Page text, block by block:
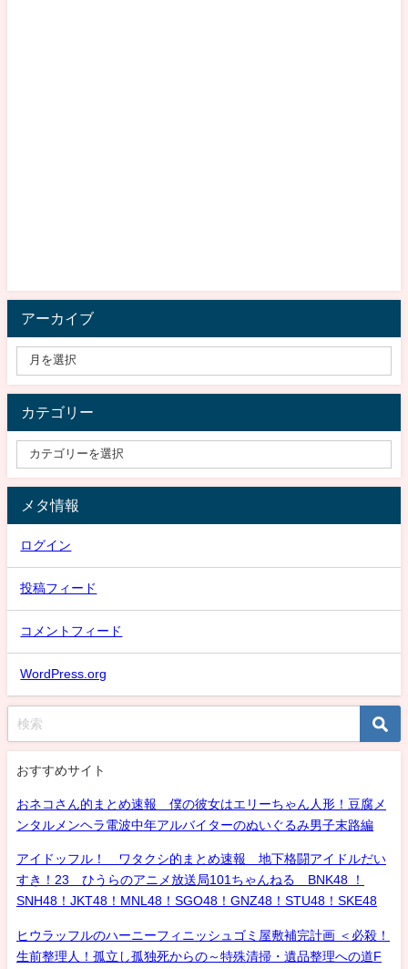
アーカイブ
カテゴリー
メタ情報
ログイン
投稿フィード
コメントフィード
WordPress.org
おすすめサイト
おネコさん的まとめ速報 僕の彼女はエリーちゃん人形！豆腐メ
ンタルメンヘラ電波中年アルバイターのぬいぐるみ男子末路編
アイドッフル！ ワタクシ的まとめ速報 地下格闘アイドルだい
すき！23 ひうらのアニメ放送局101ちゃんねる BNK48 ！
SNH48！JKT48！MNL48！SGO48！GNZ48！STU48！SKE48
ヒウラッフルのハーニーフィニッシュゴミ屋敷補完計画 ＜必殺！
生前整理人！孤立し孤独死からの～特殊清掃・遺品整理への道F